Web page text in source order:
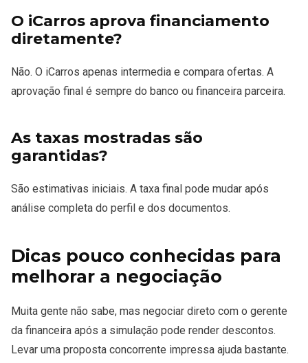
O iCarros aprova financiamento
diretamente?
Não. O iCarros apenas intermedia e compara ofertas. A
aprovação final é sempre do banco ou financeira parceira.
As taxas mostradas são
garantidas?
São estimativas iniciais. A taxa final pode mudar após
análise completa do perfil e dos documentos.
Dicas pouco conhecidas para
melhorar a negociação
Muita gente não sabe, mas negociar direto com o gerente
da financeira após a simulação pode render descontos.
Levar uma proposta concorrente impressa ajuda bastante.